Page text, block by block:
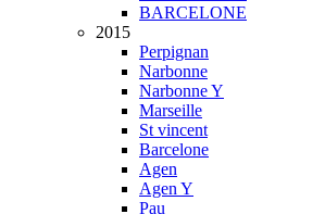
BARCELONE
2015
Perpignan
Narbonne
Narbonne Y
Marseille
St vincent
Barcelone
Agen
Agen Y
Pau